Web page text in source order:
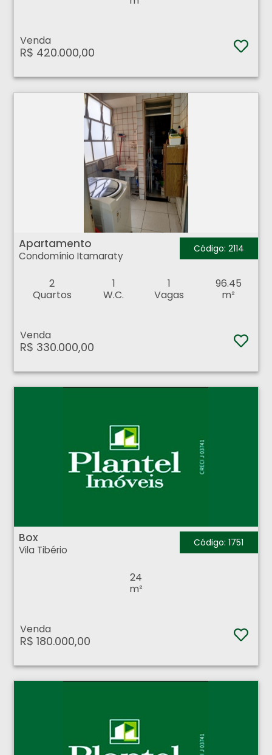
Venda
R$ 420.000,00
Apartamento - Condomínio Itamaraty - Ribeirão Preto
Apartamento
Condomínio Itamaraty
Código: 2114
2
Quartos
1
W.C.
1
Vagas
96.45
m²
Venda
R$ 330.000,00
Box
Vila Tibério
Código: 1751
24
m²
Venda
R$ 180.000,00